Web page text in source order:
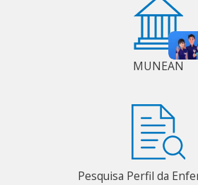
MUNEAN
Pesquisa Perfil da